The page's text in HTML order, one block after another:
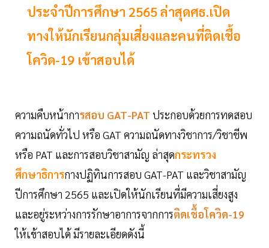
ประจำปีการศึกษา 2565 ล่าสุดศธ.เปิด
ทางให้นักเรียนกลุ่มเสี่ยงและคนที่ติดเชื้อ
โควิด-19 เข้าสอบได้
ความคืบหน้าการสอบ GAT-PAT ประกอบด้วยการทดสอบ
ความถนัดทั่วไป หรือ GAT ความถนัดทางวิชาการ/วิชาชีพ
หรือ PAT และการสอบวิชาสามัญ ล่าสุดกระทรวง
ศึกษาธิการกางปฏิทินการสอบ GAT-PAT และวิชาสามัญ
ปีการศึกษา 2565 และเปิดให้นักเรียนที่มีความเสี่ยงสูง
และอยู่ระหว่างการรักษาอาการจากการติดเชื้อโควิด-19
ให้เข้าสอบได้ มีรายละเอียดดังนี้